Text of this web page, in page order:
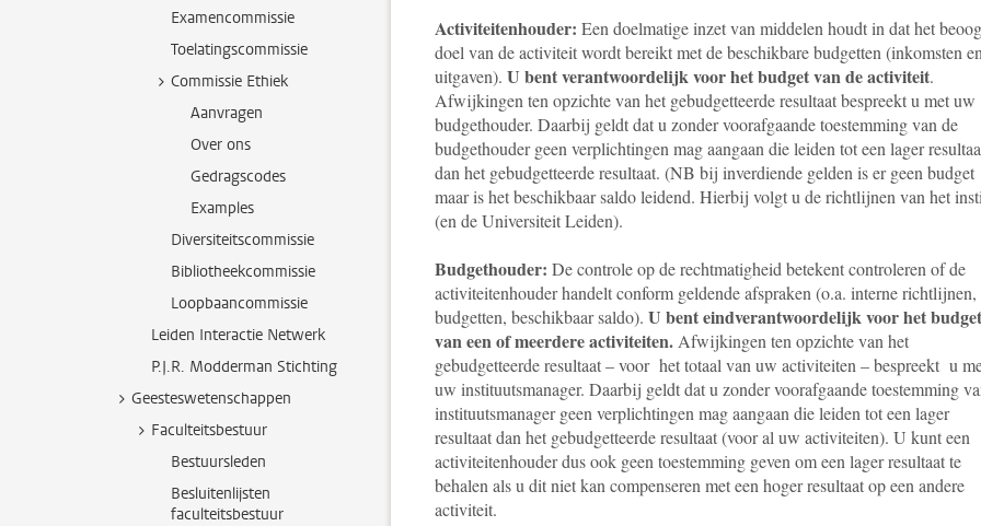
Examencommissie
Toelatingscommissie
Commissie Ethiek
Aanvragen
Over ons
Gedragscodes
Examples
Diversiteitscommissie
Bibliotheekcommissie
Loopbaancommissie
Leiden Interactie Netwerk
P.J.R. Modderman Stichting
Geesteswetenschappen
Faculteitsbestuur
Bestuursleden
Besluitenlijsten
faculteitsbestuur
Activiteitenhouder: Een doelmatige inzet van middelen houdt in dat het
doel van de activiteit wordt bereikt met de beschikbare budgetten (inkomsten
uitgaven). U bent verantwoordelijk voor het budget van de activiteit.
Afwijkingen ten opzichte van het gebudgetteerde resultaat bespreekt u met uw
budgethouder. Daarbij geldt dat u zonder voorafgaande toestemming van de
budgethouder geen verplichtingen mag aangaan die leiden tot een lager
dan het gebudgetteerde resultaat. (NB bij inverdiende gelden is er geen budget
maar is het beschikbaar saldo leidend. Hierbij volgt u de richtlijnen van het
(en de Universiteit Leiden).
Budgethouder: De controle op de rechtmatigheid betekent controleren of de
activiteitenhouder handelt conform geldende afspraken (o.a. interne richtlijnen,
budgetten, beschikbaar saldo). U bent eindverantwoordelijk voor het budget
van een of meerdere activiteiten. Afwijkingen ten opzichte van het
gebudgetteerde resultaat – voor het totaal van uw activiteiten – bespreekt u
uw instituutsmanager. Daarbij geldt dat u zonder voorafgaande toestemming
instituutsmanager geen verplichtingen mag aangaan die leiden tot een lager
resultaat dan het gebudgetteerde resultaat (voor al uw activiteiten). U kunt een
activiteitenhouder dus ook geen toestemming geven om een lager resultaat te
behalen als u dit niet kan compenseren met een hoger resultaat op een andere
activiteit.